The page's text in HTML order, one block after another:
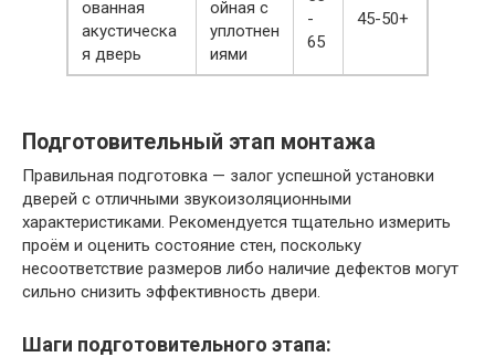
ованная
акустическа
я дверь
ойная с
уплотнен
иями
-
65
45-50+
Подготовительный этап монтажа
Правильная подготовка — залог успешной установки
дверей с отличными звукоизоляционными
характеристиками. Рекомендуется тщательно измерить
проём и оценить состояние стен, поскольку
несоответствие размеров либо наличие дефектов могут
сильно снизить эффективность двери.
Шаги подготовительного этапа: